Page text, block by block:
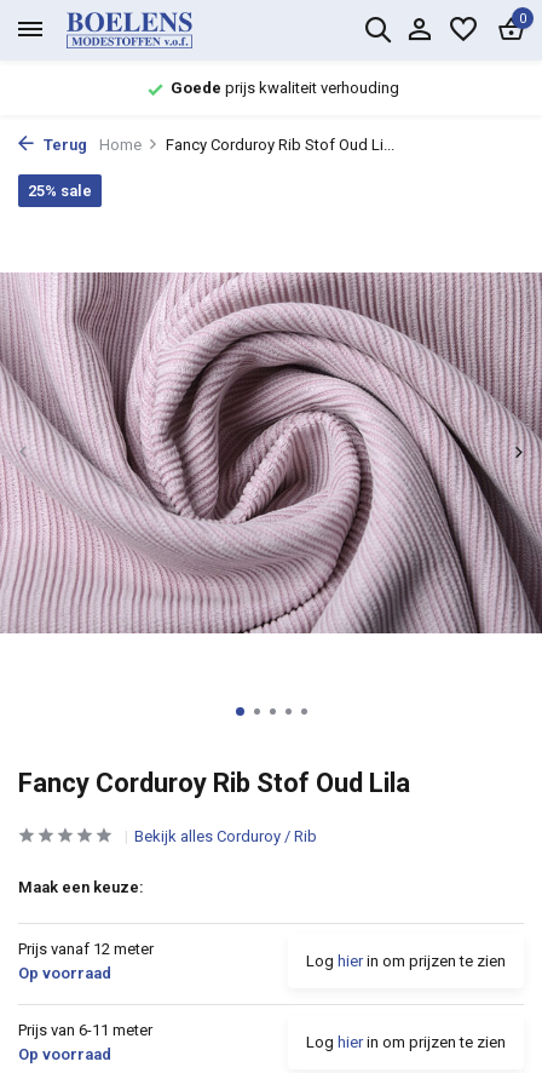
0
Goede prijs kwaliteit verhouding
Terug Home Fancy Corduroy Rib Stof Oud Li...
Fancy Corduroy Rib Stof Oud Lila
25% sale
Bekijk alles Corduroy / Rib
Maak een keuze:
Prijs vanaf 12 meter
Op voorraad
Log hierin om prijzen te zien
Prijs van 6-11 meter
Op voorraad
Log hierin om prijzen te zien